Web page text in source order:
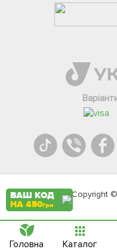
Agromarket.Copyright ©
ВАШ КОД
НА 450грн
Головна Каталог